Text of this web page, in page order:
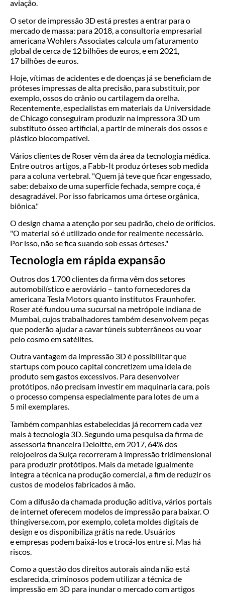
aviação.
O setor de impressão 3D está prestes a entrar para o
mercado de massa: para 2018, a consultoria empresarial
americana Wohlers Associates calcula um faturamento
global de cerca de 12 bilhões de euros, e em 2021,
17 bilhões de euros.
Hoje, vítimas de acidentes e de doenças já se beneficiam de
próteses impressas de alta precisão, para substituir, por
exemplo, ossos do crânio ou cartilagem da orelha.
Recentemente, especialistas em materiais da Universidade
de Chicago conseguiram produzir na impressora 3D um
substituto ósseo artificial, a partir de minerais dos ossos e
plástico biocompatível.
Vários clientes de Roser vêm da área da tecnologia médica.
Entre outros artigos, a Fabb-It produz órteses sob medida
para a coluna vertebral. "Quem já teve que ficar engessado,
sabe: debaixo de uma superfície fechada, sempre coça, é
desagradável. Por isso fabricamos uma órtese orgânica,
biônica."
O design chama a atenção por seu padrão, cheio de orifícios.
"O material só é utilizado onde for realmente necessário.
Por isso, não se fica suando sob essas órteses."
Tecnologia em rápida expansão
Outros dos 1.700 clientes da firma vêm dos setores
automobilístico e aeroviário – tanto fornecedores da
americana Tesla Motors quanto institutos Fraunhofer.
Roser até fundou uma sucursal na metrópole indiana de
Mumbai, cujos trabalhadores também desenvolvem peças
que poderão ajudar a cavar túneis subterrâneos ou voar
pelo cosmo em satélites.
Outra vantagem da impressão 3D é possibilitar que
startups com pouco capital concretizem uma ideia de
produto sem gastos excessivos. Para desenvolver
protótipos, não precisam investir em maquinaria cara, pois
o processo compensa especialmente para lotes de um a
5 mil exemplares.
Também companhias estabelecidas já recorrem cada vez
mais à tecnologia 3D. Segundo uma pesquisa da firma de
assessoria financeira Deloitte, em 2017, 64% dos
relojoeiros da Suíça recorreram à impressão tridimensional
para produzir protótipos. Mais da metade igualmente
integra a técnica na produção comercial, a fim de reduzir os
custos de modelos fabricados à mão.
Com a difusão da chamada produção aditiva, vários portais
de internet oferecem modelos de impressão para baixar. O
thingiverse.com, por exemplo, coleta moldes digitais de
design e os disponibiliza grátis na rede. Usuários
e empresas podem baixá-los e trocá-los entre si. Mas há
riscos.
Como a questão dos direitos autorais ainda não está
esclarecida, criminosos podem utilizar a técnica de
impressão em 3D para inundar o mercado com artigos